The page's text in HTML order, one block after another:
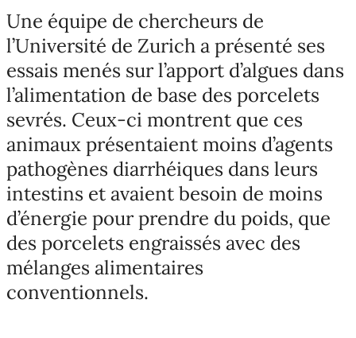
Une équipe de chercheurs de
l’Université de Zurich a présenté ses
essais menés sur l’apport d’algues dans
l’alimentation de base des porcelets
sevrés. Ceux-ci montrent que ces
animaux présentaient moins d’agents
pathogènes diarrhéiques dans leurs
intestins et avaient besoin de moins
d’énergie pour prendre du poids, que
des porcelets engraissés avec des
mélanges alimentaires
conventionnels.